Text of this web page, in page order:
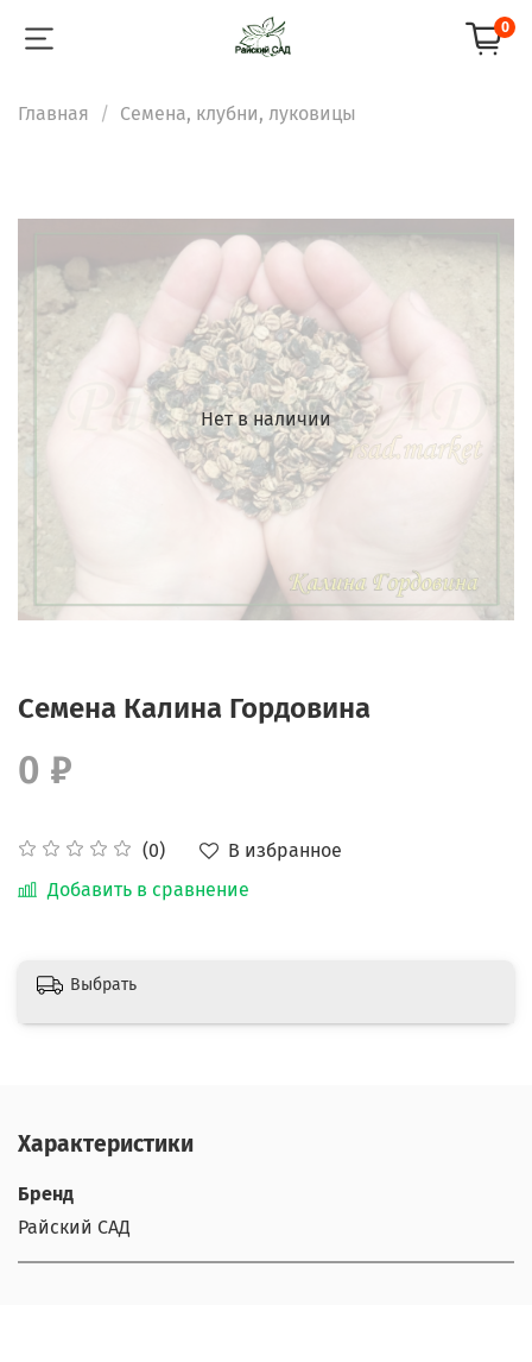
0
Главная Семена, клубни, луковицы
Нет в наличии
Семена Калина Гордовина
(0)
В избранное
Добавить в сравнение
0 ₽
Выбрать
Характеристики
Бренд
Райский САД